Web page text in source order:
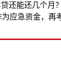
还能还几个月
应急资金，再